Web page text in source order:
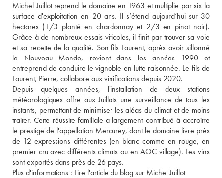
Michel Juillot reprend le domaine en 1963 et multiplie par six la
surface d'exploitation en 20 ans. Il s’étend aujourd’hui sur 30
hectares (1/3 planté en chardonnay et 2/3 en pinot noir).
Grâce à de nombreux essais viticoles, il finit par trouver sa voie
et sa recette de la qualité. Son fils Laurent, après avoir sillonné
le Nouveau Monde, revient dans les années 1990 et
entreprend de conduire le vignoble en lutte raisonnée. Le fils de
Laurent, Pierre, collabore aux vinifications depuis 2020.
Depuis quelques années, l'installation de deux stations
météorologiques offre aux Juillots une surveillance de tous les
instants, permettant de minimiser les aléas du climat et de moins
traiter. Cette réussite familiale a largement contribué à accroître
le prestige de l'appellation Mercurey, dont le domaine livre près
de 12 expressions différentes (en blanc comme en rouge, en
premier cru avec différents climats ou en AOC village). Les vins
sont exportés dans près de 26 pays.
Plus d'informations :
Lire l'article du blog sur Michel Juillot